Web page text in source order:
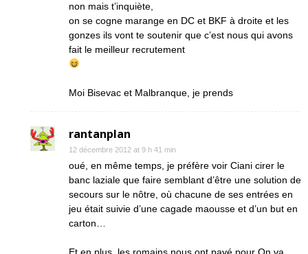
non mais t’inquiète,
on se cogne marange en DC et BKF à droite et les
gonzes ils vont te soutenir que c’est nous qui avons
fait le meilleur recrutement
Moi Bisevac et Malbranque, je prends
rantanplan
12 décembre 2012 at 9 h 41 min
oué, en même temps, je préfère voir Ciani cirer le
banc laziale que faire semblant d’être une solution de
secours sur le nôtre, où chacune de ses entrées en
jeu était suivie d’une cagade maousse et d’un but en
carton…